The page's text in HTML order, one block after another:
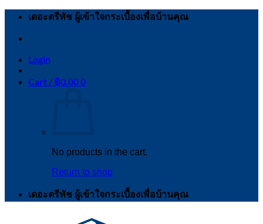
Skip
เดอะตรีทัช ผู้เข้าใจกระเบื้องเพื่อบ้านคุณ
Login
Cart / ฿0.000
No products in the cart.
Return to shop
เดอะตรีทัช ผู้เข้าใจกระเบื้องเพื่อบ้านคุณ